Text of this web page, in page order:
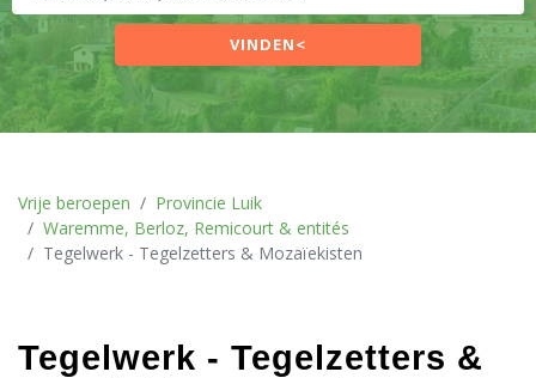
VINDEN<
Vrije beroepen
Provincie Luik
Waremme, Berloz, Remicourt & entités
Tegelwerk - Tegelzetters & Mozaïekisten
Tegelwerk - Tegelzetters &